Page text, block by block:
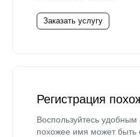
Заказать услугу
Регистрация
Воспользуйтесь
похожее имя может быть